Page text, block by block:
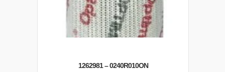
1262981 – 0240R010ON